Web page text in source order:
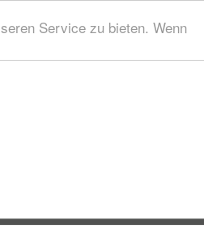
Service zu bieten. Wenn